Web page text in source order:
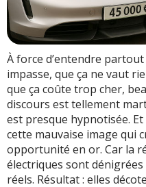
À force d’entendre
impasse, que ça ne vaut
que ça coûte trop cher,
discours est tellement
est presque hypnotisée.
cette mauvaise image qui
opportunité en or. Car la
électriques sont
réels. Résultat : elles